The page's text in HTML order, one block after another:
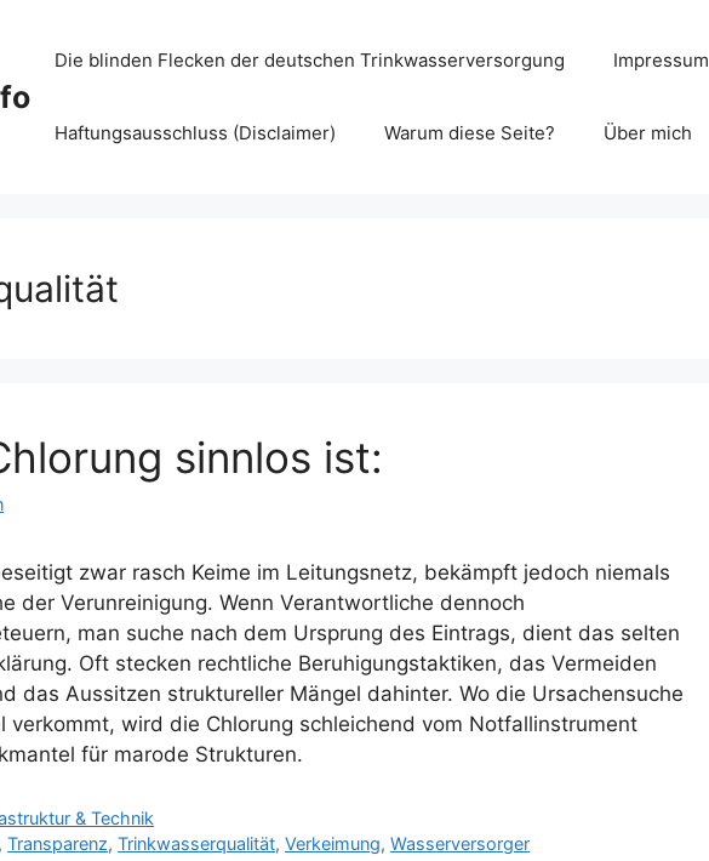
Die blinden Flecken der deutschen Trinkwasserversorgung Impressum
Haftungsausschluss (Disclaimer) Warum diese Seite? Über mich
sinnlos ist:
zwar rasch Keime im Leitungsnetz, bekämpft jedoch niemals
der Verunreinigung. Wenn Verantwortliche dennoch
man suche nach dem Ursprung des Eintrags, dient das selten
Oft stecken rechtliche Beruhigungstaktiken, das Vermeiden
das Aussitzen struktureller Mängel dahinter. Wo die Ursachensuche
verkommt, wird die Chlorung schleichend vom Notfallinstrument
für marode Strukturen.
& Technik
Transparenz,Trinkwasserqualität,Verkeimung,Wasserversorger